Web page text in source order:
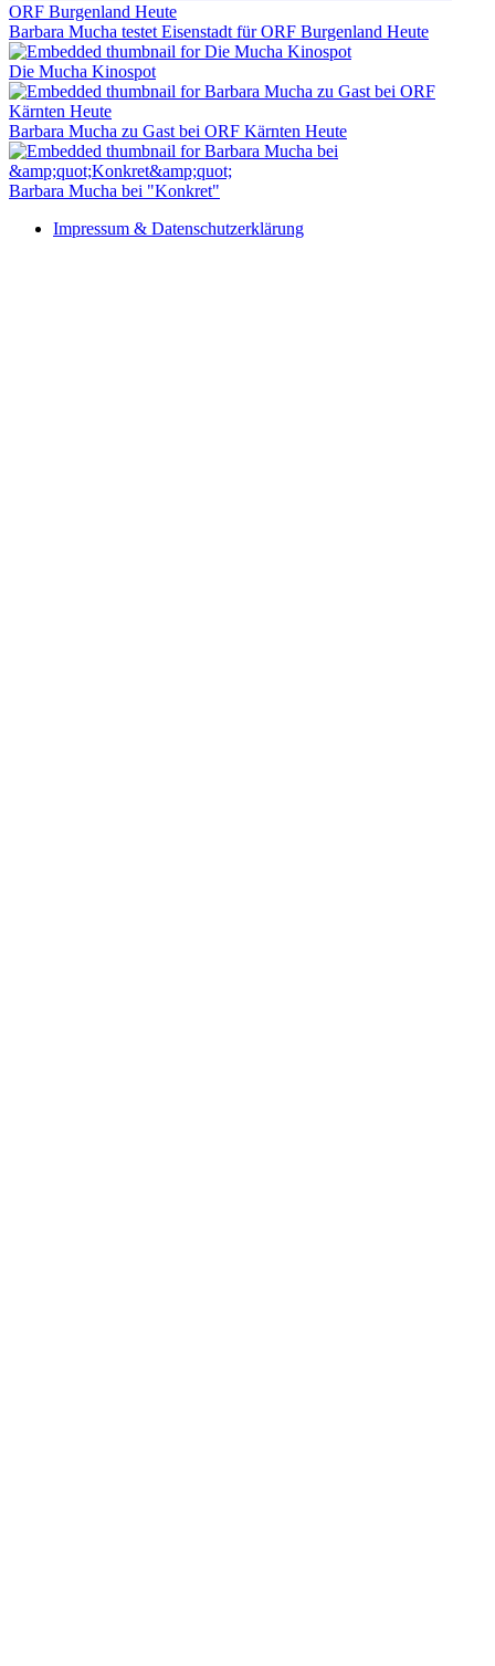
Barbara Mucha testet Eisenstadt für ORF Burgenland Heute
Die Mucha Kinospot
Barbara Mucha zu Gast bei ORF Kärnten Heute
Barbara Mucha bei "Konkret"
Impressum & Datenschutzerklärung